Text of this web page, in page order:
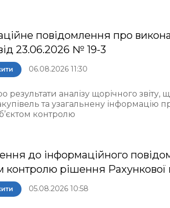
повідомлення про
23.06.2026 № 19-3
06.08.2026 11:30
результати аналізу щорічного звіту,
та узагальнену інформацію
контролю
до інформаційного
контролю рішення Рахункової
05.08.2026 10:58